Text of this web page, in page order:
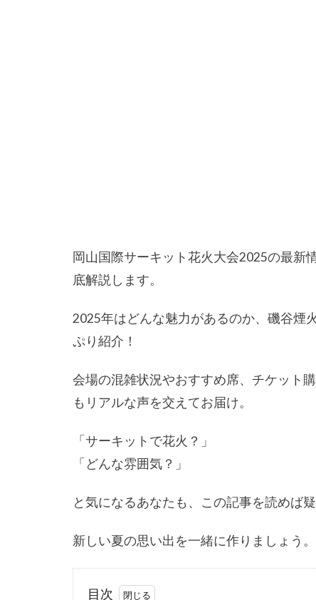
岡山国際サーキット花火大会2025の最新
底解説します。
2025年はどんな魅力があるのか、磯谷煙
ぷり紹介！
会場の混雑状況やおすすめ席、チケット
もリアルな声を交えてお届け。
「サーキットで花火？」
「どんな雰囲気？」
と気になるあなたも、この記事を読めば
新しい夏の思い出を一緒に作りましょう
目次